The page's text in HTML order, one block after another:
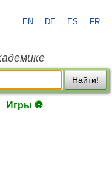
EN DE ES FR
Найти!
Игры ⚽